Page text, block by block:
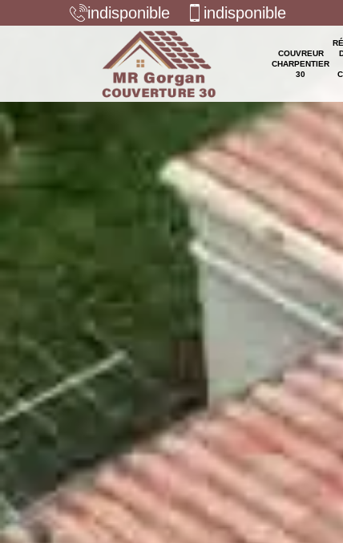
indisponible indisponible
COUVREUR
CHARPENTIER
30